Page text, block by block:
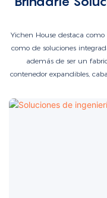
Yichen House destaca
como de soluciones
además de ser un
contenedor expandibles,